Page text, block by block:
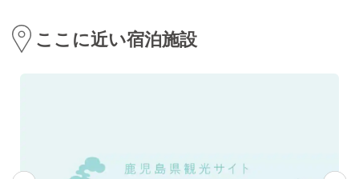
ここに近い宿泊施設